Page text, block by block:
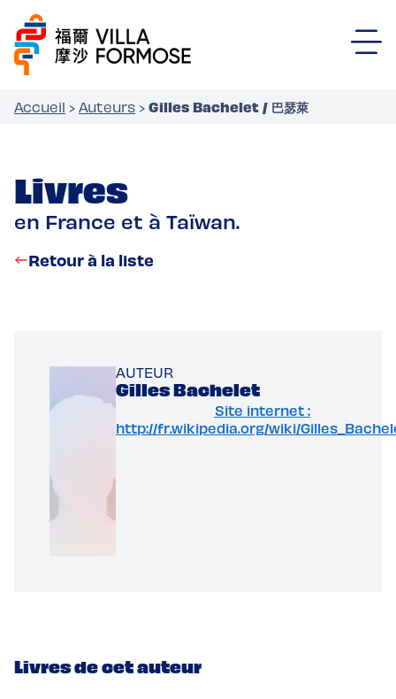
Accueil › Auteurs › Gilles Bachelet / 巴瑟萊
Livres
en France et à Taïwan.
Retour à la liste
AUTEUR
Gilles Bachelet
Site internet :
http://fr.wikipedia.org/wiki/
Livres de cet auteur